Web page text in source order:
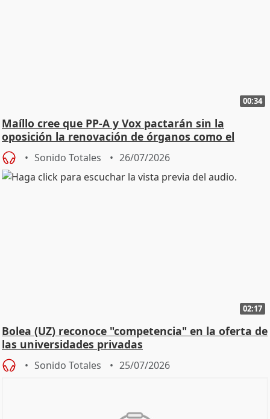
00:34
Maíllo cree que PP-A y Vox pactarán sin la
oposición la renovación de órganos como el
Defensor
Sonido Totales 26/07/2026
02:17
Bolea (UZ) reconoce "competencia" en la oferta de
las universidades privadas
Sonido Totales 25/07/2026